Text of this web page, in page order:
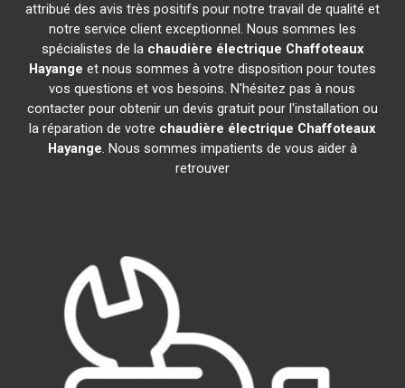
attribué des avis très positifs pour notre travail de qualité et
notre service client exceptionnel. Nous sommes les
spécialistes de la chaudière électrique Chaffoteaux
Hayange et nous sommes à votre disposition pour toutes
vos questions et vos besoins. N'hésitez pas à nous
contacter pour obtenir un devis gratuit pour l'installation ou
la réparation de votre chaudière électrique Chaffoteaux
Hayange. Nous sommes impatients de vous aider à
retrouver